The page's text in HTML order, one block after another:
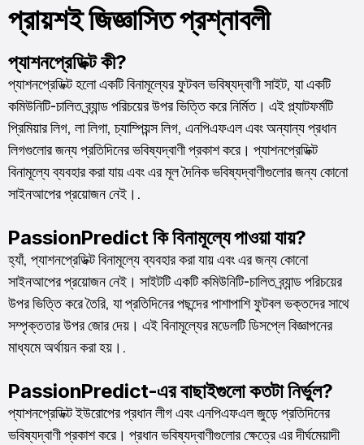
প্রায়শই জিজ্ঞাসিত প্রশ্নাবলী
প্যাশনপ্রেডিক্ট কী?
প্যাশনপ্রেডিক্ট হলো একটি বিনামূল্যের ফুটবল ভবিষ্যদ্বাণী সাইট, যা একটি
কমিউনিটি-চালিত ব্র্যান্ড পরিচয়ের উপর ভিত্তি করে নির্মিত। এই প্ল্যাটফর্মটি
প্রিমিয়ার লিগ, লা লিগা, চ্যাম্পিয়ন্স লিগ, এনপিএফএল এবং অন্যান্য প্রধান
লিগগুলোর জন্য প্রতিদিনের ভবিষ্যদ্বাণী প্রকাশ করে। প্যাশনপ্রেডিক্ট
বিনামূল্যে ব্যবহার করা যায় এবং এর মূল দৈনিক ভবিষ্যদ্বাণীগুলোর জন্য কোনো
সাইনআপের প্রয়োজন নেই।.
PassionPredict কি বিনামূল্যে পাওয়া যায়?
হ্যাঁ, প্যাশনপ্রেডিক্ট বিনামূল্যে ব্যবহার করা যায় এবং এর জন্য কোনো
সাইনআপের প্রয়োজন নেই। সাইটটি একটি কমিউনিটি-চালিত ব্র্যান্ড পরিচয়ের
উপর ভিত্তি করে তৈরি, যা প্রতিদিনের পছন্দের পাশাপাশি ফুটবল ভক্তদের সাথে
সম্পৃক্ততার উপর জোর দেয়। এই বিনামূল্যের মডেলটি ডিসপ্লে বিজ্ঞাপনের
মাধ্যমে অর্থায়ন করা হয়।.
PassionPredict-এর বাছাইগুলো কতটা নির্ভুল?
প্যাশনপ্রেডিক্ট ইউরোপের প্রধান লীগ এবং এনপিএফএল জুড়ে প্রতিদিনের
ভবিষ্যদ্বাণী প্রকাশ করে। প্রধান ভবিষ্যদ্বাণীগুলোর ক্ষেত্রে এর দীর্ঘমেয়াদী